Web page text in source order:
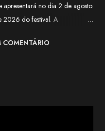
no dia 2 de agosto
2026 do festival. A
Kenjin do Brasil
1926 . Além do centenário
COMENTÁRIO